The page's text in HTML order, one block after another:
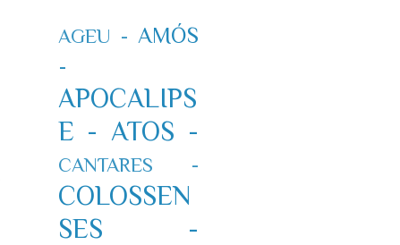
AGEU - AMÓS
-
APOCALIPS
E - ATOS -
CANTARES -
COLOSSEN
SES -